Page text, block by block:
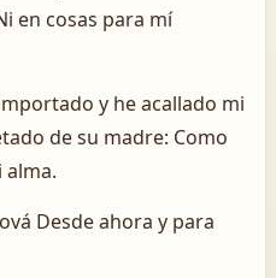
en cosas para mí
y he acallado mi
de su madre: Como
Desde ahora y para